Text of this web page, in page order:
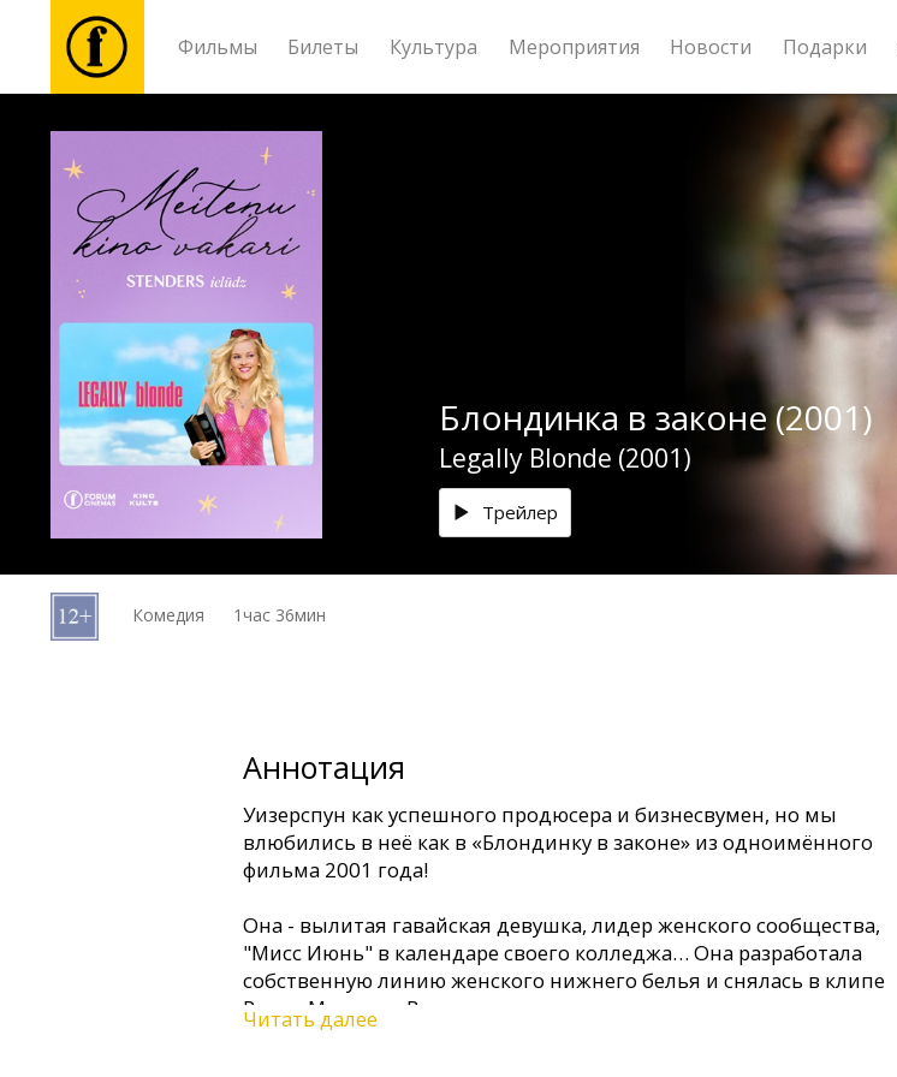
Фильмы Билеты Культура Мероприятия Новости Подарки
Фильмы
Билеты
Культура
Мероприятия
Новости
Подарки
B2B
Блондинка в законе (2001)
Legally Blonde (2001)
Трейлер
Комедия 1час 36мин
Аннотация
Уизерспун как успешного продюсера и бизнесвумен, но мы
влюбились в неё как в «Блондинку в законе» из одноимённого
фильма 2001 года!
Она - вылитая гавайская девушка, лидер женского сообщества,
"Мисс Июнь" в календаре своего колледжа… Она разработала
собственную линию женского нижнего белья и снялась в клипе
Рикки Мартина. В конце-концов, она просто симпатичная
девчонка, с которой хотел бы пофлиртовать любой парень! Но
Читать далее